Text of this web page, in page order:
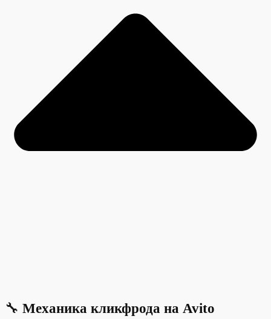
🔧 Механика кликфрода на Avito